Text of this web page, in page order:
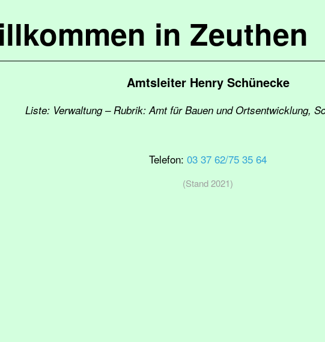
in Zeuthen
Amtsleiter Henry Schünecke
Liste: Verwaltung – Rubrik: Amt für Bauen und Ortsentwicklung,
Telefon: 03 37 62/75 35 64
(Stand 2021)